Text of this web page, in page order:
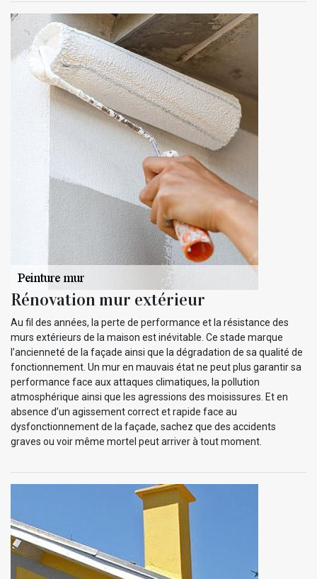
Rénovation mur extérieur
Au fil des années, la perte de performance et la résistance des
murs extérieurs de la maison est inévitable. Ce stade marque
l’ancienneté de la façade ainsi que la dégradation de sa qualité de
fonctionnement. Un mur en mauvais état ne peut plus garantir sa
performance face aux attaques climatiques, la pollution
atmosphérique ainsi que les agressions des moisissures. Et en
absence d’un agissement correct et rapide face au
dysfonctionnement de la façade, sachez que des accidents
graves ou voir même mortel peut arriver à tout moment.